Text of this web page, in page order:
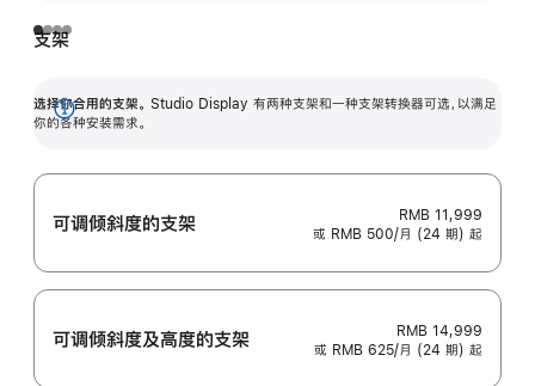
支架
选择你合用的支架。 Studio Display 有两种支架和一种支架转换器可选，以满足
你的各种安装需求。
展
可调倾斜度的支架
RMB 11,999
或 RMB 500/月 (24 期) 起
可调倾斜度及高‍度的支‍架
RMB 14,999
或 RMB 625/月 (24 期) 起